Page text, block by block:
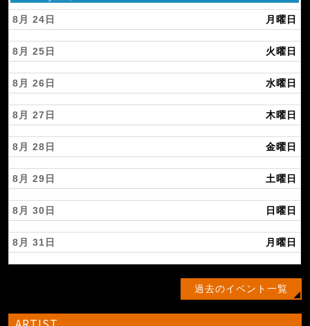
曜
日,
8
月
2
3
r
d
2
0
2
月曜日
8月 24
火曜日
8月 25
水曜日
8月 26
木曜日
8月 27
金曜日
8月 28
土曜日
8月 29
日曜日
8月 30
月曜日
8月 31
過去のイベント一覧